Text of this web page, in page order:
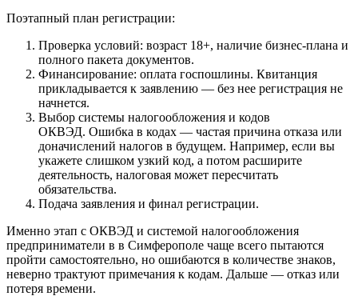
Поэтапный план регистрации:
Проверка условий: возраст 18+, наличие бизнес-плана и
полного пакета документов.
Финансирование: оплата госпошлины. Квитанция
прикладывается к заявлению — без нее регистрация не
начнется.
Выбор системы налогообложения и кодов
ОКВЭД. Ошибка в кодах — частая причина отказа или
доначислений налогов в будущем. Например, если вы
укажете слишком узкий код, а потом расширите
деятельность, налоговая может пересчитать
обязательства.
Подача заявления и финал регистрации.
Именно этап с ОКВЭД и системой налогообложения
предприниматели в в Симферополе чаще всего пытаются
пройти самостоятельно, но ошибаются в количестве знаков,
неверно трактуют примечания к кодам. Дальше — отказ или
потеря времени.